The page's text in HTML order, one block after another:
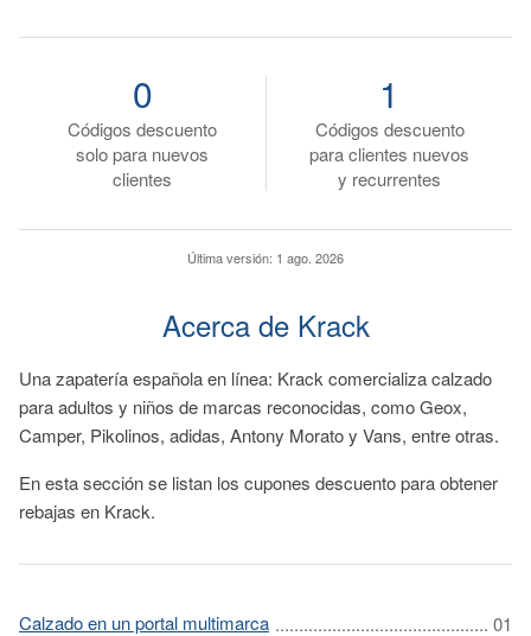
Códigos descuento
solo para nuevos
clientes
0
Códigos descuento
para clientes nuevos
y recurrentes
1
Última versión: 1 ago. 2026
Acerca de Krack
Una zapatería española en línea: Krack comercializa calzado
para adultos y niños de marcas reconocidas, como Geox,
Camper, Pikolinos, adidas, Antony Morato y Vans, entre otras.
En esta sección se listan los cupones descuento para obtener
rebajas en Krack.
Calzado en un portal multimarca